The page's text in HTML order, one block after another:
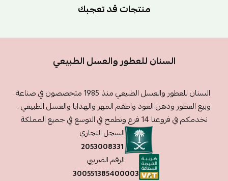
منتجات قد تعجبك
السنان للعطور والعسل الطبيعي
السنان للعطور والعسل الطبيعي منذ 1985 متخصصون في صناعة
وبيع العطور ودهن العود واطقم المهر والهدايا والعسل الطبيعي .
نخدمكم في فروعنا 14 فرع ونطمح في التوسع في جميع المملكة
السجل التجاري
2053008331
الرقم الضريبي
300551385400003